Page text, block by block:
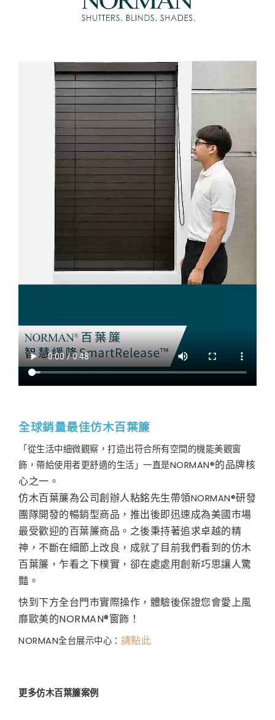
全球銷量最佳仿木百葉簾
「從生活中細微觀察，打造出符合所有空間的機能美觀窗
飾，帶給使用者更舒適的生活」一直是NORMAN®的品牌核
心之一。
仿木百葉簾為公司創辦人粘銘先生帶領NORMAN®研發
團隊開發的暢銷型商品，推出後即迅速成為美國市場
最受歡迎的百葉簾商品。之後秉持著追求卓越的精
神，不斷在細節上改良，成就了目前我們看到的仿木
百葉簾，乍看之下樸實，卻在處處用創新巧思讓人驚
豔。
快到下方全台門市實際操作，體驗後保證您會愛上風
靡歐美的NORMAN®窗飾！
NORMAN全台展示中心： 請點此
更多仿木百葉簾案例